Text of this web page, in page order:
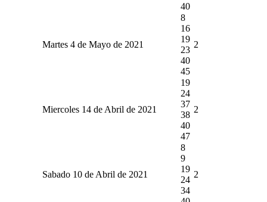
40
Martes 4 de Mayo de 2021
8
16
19
23
40
45
2
Miercoles 14 de Abril de 2021
19
24
37
38
40
47
2
Sabado 10 de Abril de 2021
8
9
19
24
34
2